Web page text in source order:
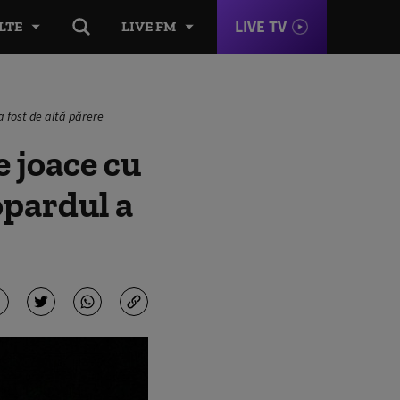
LIVE FM LIVE TV
fost de altă părere
joace cu
a